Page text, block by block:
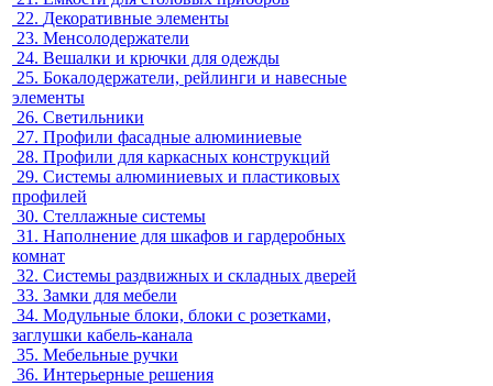
22. Декоративные элементы
23. Менсолодержатели
24. Вешалки и крючки для одежды
25. Бокалодержатели, рейлинги и навесные
элементы
26. Светильники
27. Профили фасадные алюминиевые
28. Профили для каркасных конструкций
29. Системы алюминиевых и пластиковых
профилей
30. Стеллажные системы
31. Наполнение для шкафов и гардеробных
комнат
32. Системы раздвижных и складных дверей
33. Замки для мебели
34. Модульные блоки, блоки с розетками,
заглушки кабель-канала
35. Мебельные ручки
36. Интерьерные решения